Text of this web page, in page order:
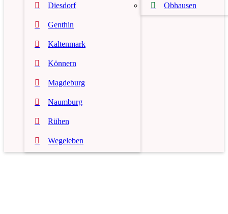
Diesdorf
Genthin
Kaltenmark
Könnern
Magdeburg
Naumburg
Rühen
Wegeleben
Obhausen